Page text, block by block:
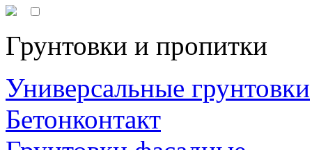
Грунтовки и пропитки
Универсальные грунтовки
Бетонконтакт